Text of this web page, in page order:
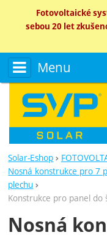
Fotovoltaické
sebou 20 let
Menu
Solar-Eshop
Nosná konstrukce pro 7
plechu
Konstrukce pro panel do
Nosná